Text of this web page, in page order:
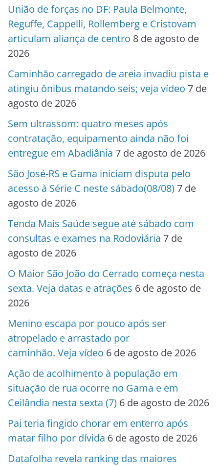
União de forças no DF: Paula Belmonte,
Reguffe, Cappelli, Rollemberg e Cristovam
articulam aliança de centro 8 de agosto de
2026
Caminhão carregado de areia invadiu pista e
atingiu ônibus matando seis; veja vídeo 7 de
agosto de 2026
Sem ultrassom: quatro meses após
contratação, equipamento ainda não foi
entregue em Abadiânia 7 de agosto de 2026
São José-RS e Gama iniciam disputa pelo
acesso à Série C neste sábado(08/08) 7 de
agosto de 2026
Tenda Mais Saúde segue até sábado com
consultas e exames na Rodoviária 7 de
agosto de 2026
O Maior São João do Cerrado começa nesta
sexta. Veja datas e atrações 6 de agosto de
2026
Menino escapa por pouco após ser
atropelado e arrastado por
caminhão. Veja vídeo 6 de agosto de 2026
Ação de acolhimento à população em
situação de rua ocorre no Gama e em
Ceilândia nesta sexta (7) 6 de agosto de 2026
Pai teria fingido chorar em enterro após
matar filho por dívida 6 de agosto de 2026
Datafolha revela ranking das maiores